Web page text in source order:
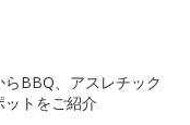
BBQ、アスレチック
ットをご紹介